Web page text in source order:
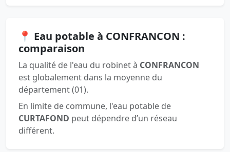
📍 Eau potable à CONFRANCON :
comparaison
La qualité de l'eau du robinet à CONFRANCON
est globalement dans la moyenne du
département (01).
En limite de commune, l'eau potable de
CURTAFOND peut dépendre d’un réseau
différent.